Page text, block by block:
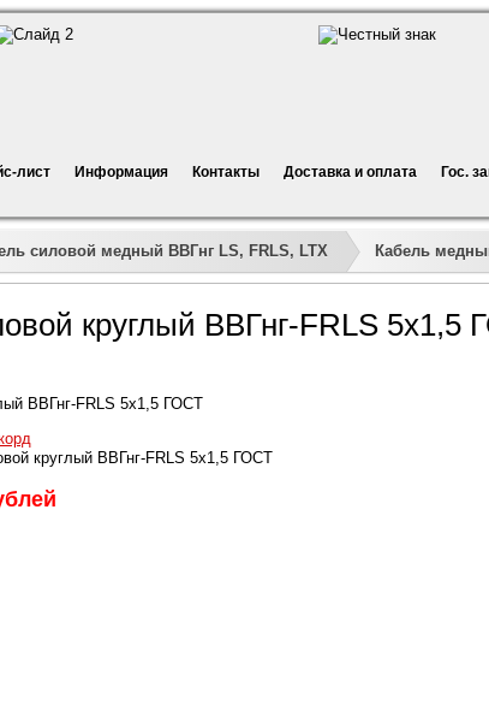
лист Информация Контакты Доставка и оплата Гос.
силовой медный ВВГнг LS, FRLS, LTX Кабель
круглый ВВГнг-FRLS 5х1,5
ВВГнг-FRLS 5х1,5 ГОСТ
круглый ВВГнг-FRLS 5х1,5 ГОСТ